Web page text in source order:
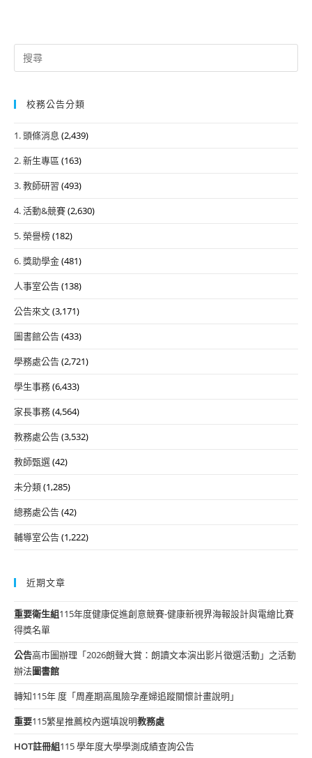
Search
for:
校務公告分類
1. 頭條消息 (2,439)
2. 新生專區 (163)
3. 教師研習 (493)
4. 活動&競賽(2,630)
5. 榮譽榜(182)
6. 獎助學金(481)
人事室公告(138)
公告來文(3,171)
圖書館公告(433)
學務處公告(2,721)
學生事務(6,433)
家長事務(4,564)
教務處公告(3,532)
教師甄選(42)
未分類(1,285)
總務處公告(42)
輔導室公告(1,222)
近期文章
重要衛生組115年度健康促進創意競賽-健康新視界海報設計與電繪比賽
得獎名單
公告高市圖辦理「2026朗聲大賞：朗讀文本演出影片徵選活動」之活動
辦法圖書館
轉知115年 度「周產期高風險孕產婦追蹤關懷計畫說明」
重要115繁星推薦校內選填說明教務處
HOT註冊組115 學年度大學學測成績查詢公告